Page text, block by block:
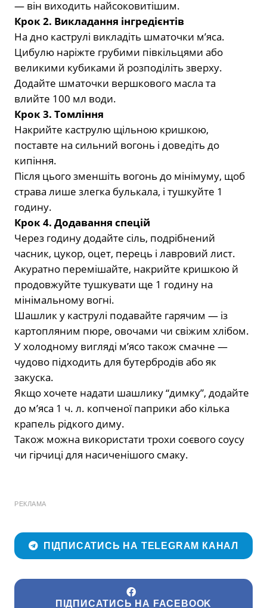
— він виходить найсоковитішим.
Крок 2. Викладання інгредієнтів
На дно каструлі викладіть шматочки м’яса.
Цибулю наріжте грубими півкільцями або
великими кубиками й розподіліть зверху.
Додайте шматочки вершкового масла та
влийте 100 мл води.
Крок 3. Томління
Накрийте каструлю щільною кришкою,
поставте на сильний вогонь і доведіть до
кипіння.
Після цього зменшіть вогонь до мінімуму, щоб
страва лише злегка булькала, і тушкуйте 1
годину.
Крок 4. Додавання спецій
Через годину додайте сіль, подрібнений
часник, цукор, оцет, перець і лавровий лист.
Акуратно перемішайте, накрийте кришкою й
продовжуйте тушкувати ще 1 годину на
мінімальному вогні.
Шашлик у каструлі подавайте гарячим — із
картопляним пюре, овочами чи свіжим хлібом.
У холодному вигляді м’ясо також смачне —
чудово підходить для бутербродів або як
закуска.
Якщо хочете надати шашлику “димку”, додайте
до м’яса 1 ч. л. копченої паприки або кілька
крапель рідкого диму.
Також можна використати трохи соєвого соусу
чи гірчиці для насиченішого смаку.
РЕКЛАМА
ПІДПИСАТИСЬ НА TELEGRAM КАНАЛ
ПІДПИСАТИСЬ НА FACEBOOK